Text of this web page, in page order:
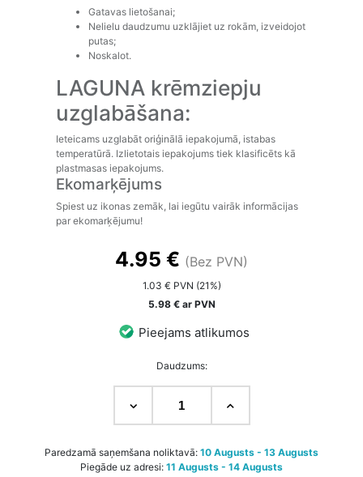
Gatavas lietošanai;
Nelielu daudzumu uzklājiet uz rokām, izveidojot
putas;
Noskalot.
LAGUNA krēmziepju
uzglabāšana:
Ieteicams uzglabāt oriģinālā iepakojumā, istabas
temperatūrā. Izlietotais iepakojums tiek klasificēts kā
plastmasas iepakojums.
Ekomarķējums
Spiest uz ikonas zemāk, lai iegūtu vairāk informācijas
par ekomarķējumu!
4.95 € (Bez PVN)
1.03 € PVN (21%)
5.98 € ar PVN
Pieejams atlikumos
Daudzums:
Paredzamā saņemšana noliktavā: 10 Augusts - 13 Augusts
Piegāde uz adresi: 11 Augusts - 14 Augusts